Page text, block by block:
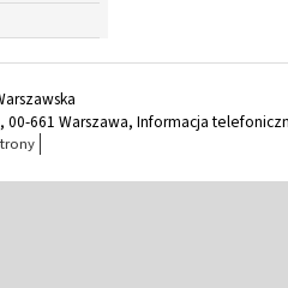
00-661 Warszawa, Informacja